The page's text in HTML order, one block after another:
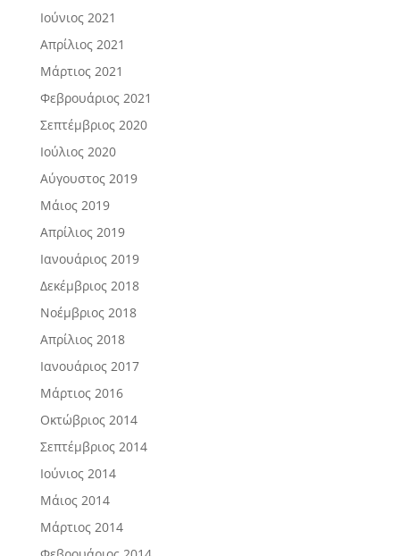
Ιούνιος 2021
Απρίλιος 2021
Μάρτιος 2021
Φεβρουάριος 2021
Σεπτέμβριος 2020
Ιούλιος 2020
Αύγουστος 2019
Μάιος 2019
Απρίλιος 2019
Ιανουάριος 2019
Δεκέμβριος 2018
Νοέμβριος 2018
Απρίλιος 2018
Ιανουάριος 2017
Μάρτιος 2016
Οκτώβριος 2014
Σεπτέμβριος 2014
Ιούνιος 2014
Μάιος 2014
Μάρτιος 2014